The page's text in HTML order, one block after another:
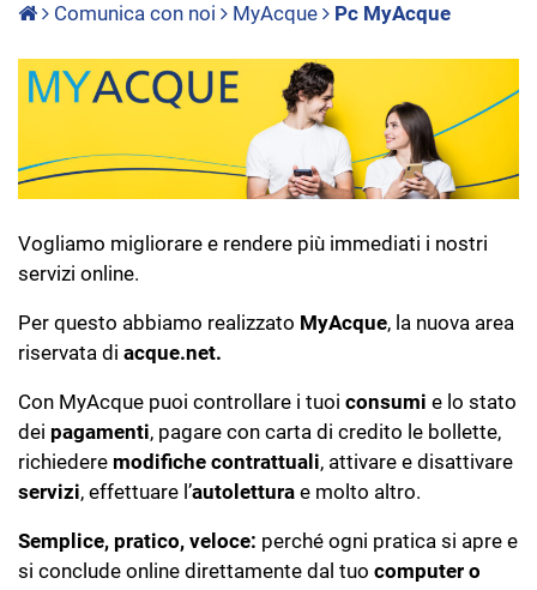
Comunica con noi MyAcque Pc MyAcque
Vogliamo migliorare e rendere più immediati i nostri
servizi online.
Per questo abbiamo realizzato MyAcque, la nuova area
riservata di acque.net.
Con MyAcque puoi controllare i tuoi consumi e lo stato
dei pagamenti, pagare con carta di credito le bollette,
richiedere modifiche contrattuali, attivare e disattivare
servizi, effettuare l’autolettura e molto altro.
Semplice, pratico, veloce: perché ogni pratica si apre e
si conclude online direttamente dal tuo computer o